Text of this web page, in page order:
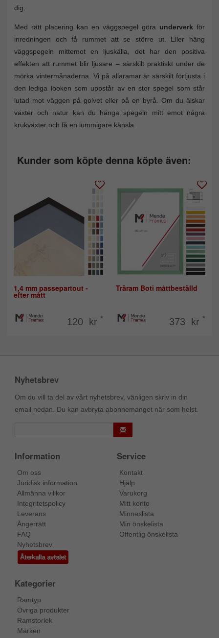
dig.
Med rätt placering kan en väggspegel göra underverk för
inredningen och få rummet att se större ut. Eller häng
väggspegeln mittemot en ljuskälla, det har den positiva
effekten att rummet blir ljusare – särskilt praktiskt under de
mörka vintermånaderna. Vi på allaramar är särskilt förtjusta i
den lediga looken som uppstår av en stor spegel som står
lutad mot väggen på golvet eller på en byrå. Om du älskar
växter och natur kan du hänga spegeln mitt emot några
krukväxter och få en lummigare känsla.
Kunder som köpte denna köpte även:
1,4 mm passepartout -
efter mått
120 kr *
Träram Boti måttbeställd
373 kr *
Nyhetsbrev
Om du vill ta del av vårt nyhetsbrev, vänligen skriv in din
email nedan. Du kan avbryta abonnemanget när som helst.
Information
Om oss
Juridisk information
Allmänna villkor
Integritetspolicy
Leverans
Ångerrätt
FAQ
Nyhetsbrev
Återkalla avtalet
Service
Kontakt
Hjälp
Varukorg
Mitt konto
Minneslista
Min önskelista
Offentlig önskelista
Kategorier
Ramtyp
Övriga produkter
Ramstorlek
Märken